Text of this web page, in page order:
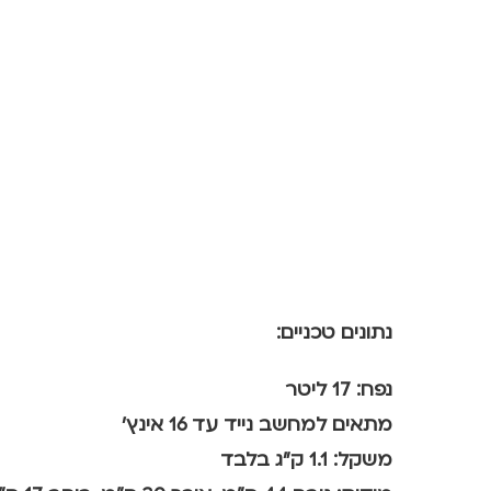
נתונים טכניים:
נפח: 17 ליטר
מתאים למחשב נייד עד 16 אינץ'
משקל: 1.1 ק"ג בלבד